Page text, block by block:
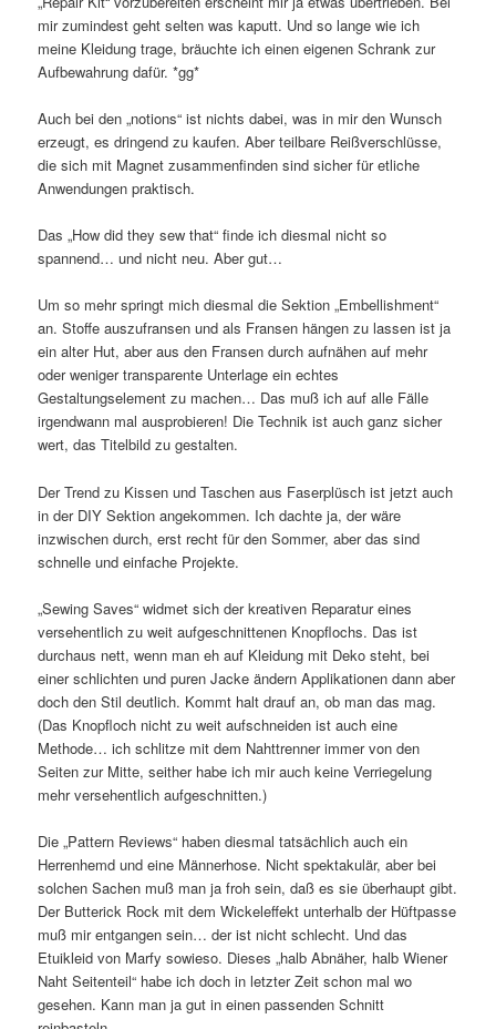
mir zumindest geht selten was kaputt. Und so lange wie ich
meine Kleidung trage, bräuchte ich einen eigenen Schrank zur
Aufbewahrung dafür. *gg*
Auch bei den „notions“ ist nichts dabei, was in mir den Wunsch
erzeugt, es dringend zu kaufen. Aber teilbare Reißverschlüsse,
die sich mit Magnet zusammenfinden sind sicher für etliche
Anwendungen praktisch.
Das „How did they sew that“ finde ich diesmal nicht so
spannend… und nicht neu. Aber gut…
Um so mehr springt mich diesmal die Sektion „Embellishment“
an. Stoffe auszufransen und als Fransen hängen zu lassen ist ja
ein alter Hut, aber aus den Fransen durch aufnähen auf mehr
oder weniger transparente Unterlage ein echtes
Gestaltungselement zu machen… Das muß ich auf alle Fälle
irgendwann mal ausprobieren! Die Technik ist auch ganz sicher
wert, das Titelbild zu gestalten.
Der Trend zu Kissen und Taschen aus Faserplüsch ist jetzt auch
in der DIY Sektion angekommen. Ich dachte ja, der wäre
inzwischen durch, erst recht für den Sommer, aber das sind
schnelle und einfache Projekte.
„Sewing Saves“ widmet sich der kreativen Reparatur eines
versehentlich zu weit aufgeschnittenen Knopflochs. Das ist
durchaus nett, wenn man eh auf Kleidung mit Deko steht, bei
einer schlichten und puren Jacke ändern Applikationen dann aber
doch den Stil deutlich. Kommt halt drauf an, ob man das mag.
(Das Knopfloch nicht zu weit aufschneiden ist auch eine
Methode… ich schlitze mit dem Nahttrenner immer von den
Seiten zur Mitte, seither habe ich mir auch keine Verriegelung
mehr versehentlich aufgeschnitten.)
Die „Pattern Reviews“ haben diesmal tatsächlich auch ein
Herrenhemd und eine Männerhose. Nicht spektakulär, aber bei
solchen Sachen muß man ja froh sein, daß es sie überhaupt gibt.
Der Butterick Rock mit dem Wickeleffekt unterhalb der Hüftpasse
muß mir entgangen sein… der ist nicht schlecht. Und das
Etuikleid von Marfy sowieso. Dieses „halb Abnäher, halb Wiener
Naht Seitenteil“ habe ich doch in letzter Zeit schon mal wo
gesehen. Kann man ja gut in einen passenden Schnitt